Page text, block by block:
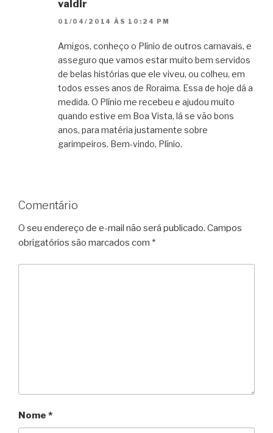
valdir
01/04/2014 ÀS 10:24 PM
Amigos, conheço o Plínio de outros carnavais, e
asseguro que vamos estar muito bem servidos
de belas histórias que ele viveu, ou colheu, em
todos esses anos de Roraima. Essa de hoje dá a
medida. O Plínio me recebeu e ajudou muito
quando estive em Boa Vista, lá se vão bons
anos, para matéria justamente sobre
garimpeiros. Bem-vindo, Plínio.
Comentário
O seu endereço de e-mail não será publicado. Campos
obrigatórios são marcados com *
Nome *